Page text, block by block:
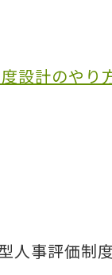
設計のやり
人事評価制